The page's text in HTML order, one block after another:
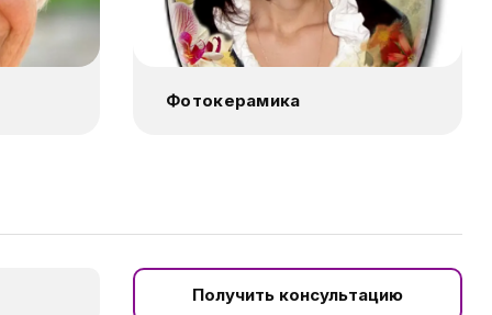
Фотокерамика
Получить консультацию